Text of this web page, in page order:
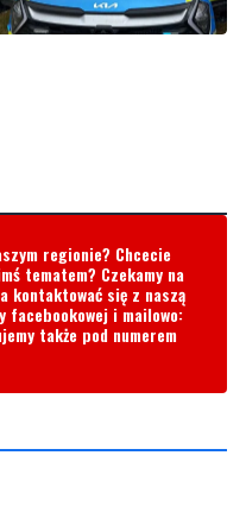
regionie? Chcecie
tematem? Czekamy na
facebookowej i mailowo: